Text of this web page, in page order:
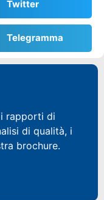
Twitter
Telegramma
rapporti di
di qualità, i
brochure.